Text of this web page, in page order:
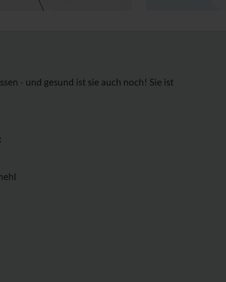
- und gesund ist sie auch noch! Sie ist